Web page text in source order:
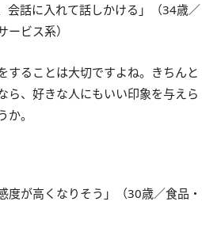
会話に入れて話しかける」（34歳／
ビス系）
することは大切ですよね。きちんと
ら、好きな人にもいい印象を与えら
。
度が高くなりそう」（30歳／食品・